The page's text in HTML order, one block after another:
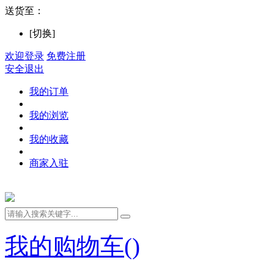
送货至：
[切换]
欢迎登录 免费注册
安全退出
我的订单
我的浏览
我的收藏
商家入驻
我的购物车()